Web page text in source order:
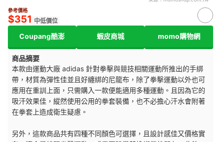
參考價格
$351 中低價位
Coupang酷澎 蝦皮商城 momo購物網
商品摘要
本款由運動大廠 adidas 針對拳擊與競技相關運動所推出的手綁
帶，材質為彈性佳並且好纏綁的尼龍布，除了拳擊運動以外也可
應用在重訓上面，只需購入一款便能適用多種運動。且因為它的
吸汗效果佳，縱然使用公用的拳套裝備，也不必擔心汗水會附著
在拳套上造成衛生疑慮。
另外，這款商品共有四種不同顏色可選擇，且設計感佳又價格實